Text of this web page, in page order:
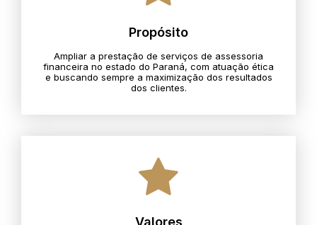
Propósito
Ampliar a prestação de serviços de assessoria
financeira no estado do Paraná, com atuação ética
e buscando sempre a maximização dos resultados
dos clientes.
Valores